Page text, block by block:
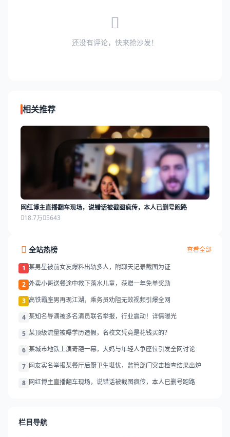
还没有评论，快来抢沙发！
相关推荐
网红博主直播翻车现场，说错话被截图疯传，本人已删号跑路
18.7万 5643
全站热榜 查看全部
1 某男星被前女友爆料出轨多人，附聊天记录截图为证
2 外卖小哥送餐途中救下落水儿童，获赠一年免单奖励
3 高铁霸座男再现江湖，乘务员劝阻无效视频引爆全网
4 某知名导演被多名演员联名举报，行业震动！详情曝光
5 某顶级流量被曝学历造假，名校文凭竟是花钱买的？
6 某城市地铁上演奇葩一幕，大妈与年轻人争座位引发全网讨论
7 网友实名举报某餐厅后厨卫生堪忧，监管部门突击检查结果出炉
8 网红博主直播翻车现场，说错话被截图疯传，本人已删号跑路
栏目导航